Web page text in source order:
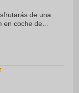
de una
en coche de
...